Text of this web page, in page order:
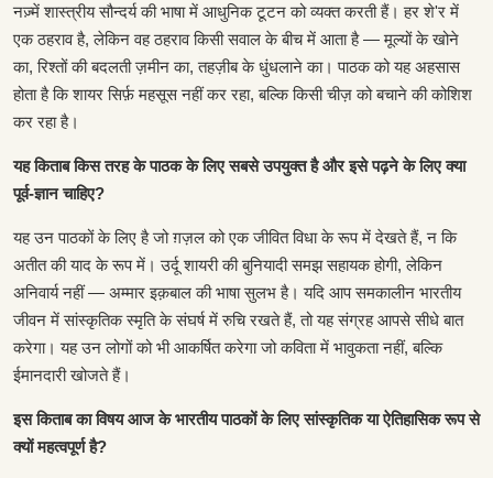
नज़्में शास्त्रीय सौन्दर्य की भाषा में आधुनिक टूटन को व्यक्त करती हैं। हर शे'र में
एक ठहराव है, लेकिन वह ठहराव किसी सवाल के बीच में आता है — मूल्यों के खोने
का, रिश्तों की बदलती ज़मीन का, तहज़ीब के धुंधलाने का। पाठक को यह अहसास
होता है कि शायर सिर्फ़ महसूस नहीं कर रहा, बल्कि किसी चीज़ को बचाने की कोशिश
कर रहा है।
यह किताब किस तरह के पाठक के लिए सबसे उपयुक्त है और इसे पढ़ने के लिए क्या
पूर्व-ज्ञान चाहिए?
यह उन पाठकों के लिए है जो ग़ज़ल को एक जीवित विधा के रूप में देखते हैं, न कि
अतीत की याद के रूप में। उर्दू शायरी की बुनियादी समझ सहायक होगी, लेकिन
अनिवार्य नहीं — अम्मार इक़बाल की भाषा सुलभ है। यदि आप समकालीन भारतीय
जीवन में सांस्कृतिक स्मृति के संघर्ष में रुचि रखते हैं, तो यह संग्रह आपसे सीधे बात
करेगा। यह उन लोगों को भी आकर्षित करेगा जो कविता में भावुकता नहीं, बल्कि
ईमानदारी खोजते हैं।
इस किताब का विषय आज के भारतीय पाठकों के लिए सांस्कृतिक या ऐतिहासिक रूप से
क्यों महत्वपूर्ण है?